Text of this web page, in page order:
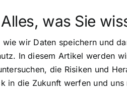
was Sie
wir Daten speichern und
In diesem Artikel werden
die Risiken und
in die Zukunft werfen und